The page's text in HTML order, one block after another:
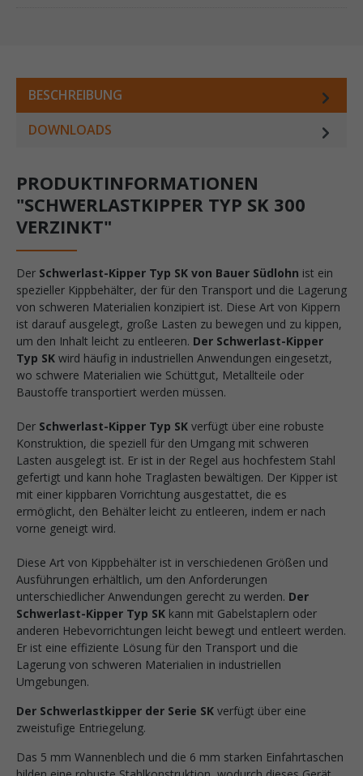
BESCHREIBUNG
DOWNLOADS
PRODUKTINFORMATIONEN
"SCHWERLASTKIPPER TYP SK 300
VERZINKT"
Der Schwerlast-Kipper Typ SK von Bauer Südlohn ist ein
spezieller Kippbehälter, der für den Transport und die Lagerung
von schweren Materialien konzipiert ist. Diese Art von Kippern
ist darauf ausgelegt, große Lasten zu bewegen und zu kippen,
um den Inhalt leicht zu entleeren. Der Schwerlast-Kipper
Typ SK wird häufig in industriellen Anwendungen eingesetzt,
wo schwere Materialien wie Schüttgut, Metallteile oder
Baustoffe transportiert werden müssen.
Der Schwerlast-Kipper Typ SK verfügt über eine robuste
Konstruktion, die speziell für den Umgang mit schweren
Lasten ausgelegt ist. Er ist in der Regel aus hochfestem Stahl
gefertigt und kann hohe Traglasten bewältigen. Der Kipper ist
mit einer kippbaren Vorrichtung ausgestattet, die es
ermöglicht, den Behälter leicht zu entleeren, indem er nach
vorne geneigt wird.
Diese Art von Kippbehälter ist in verschiedenen Größen und
Ausführungen erhältlich, um den Anforderungen
unterschiedlicher Anwendungen gerecht zu werden. Der
Schwerlast-Kipper Typ SK kann mit Gabelstaplern oder
anderen Hebevorrichtungen leicht bewegt und entleert werden.
Er ist eine effiziente Lösung für den Transport und die
Lagerung von schweren Materialien in industriellen
Umgebungen.
Der Schwerlastkipper der Serie SK verfügt über eine
zweistufige Entriegelung.
Das 5 mm Wannenblech und die 6 mm starken Einfahrtaschen